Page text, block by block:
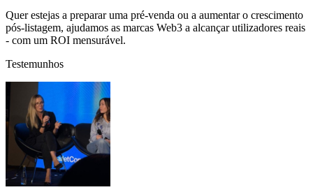
Quer estejas a preparar uma pré-venda ou a aumentar o crescimento
pós-listagem, ajudamos as marcas Web3 a alcançar utilizadores reais
- com um ROI mensurável.
Testemunhos